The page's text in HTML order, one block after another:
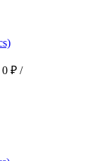
0 ₽ /